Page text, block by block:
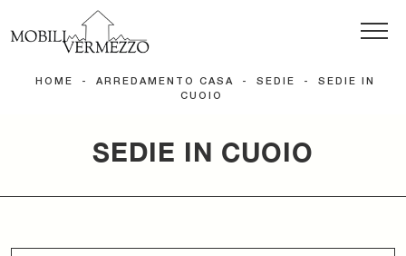
HOME - ARREDAMENTO CASA - SEDIE -
SEDIE IN
CUOIO
SEDIE IN CUOIO